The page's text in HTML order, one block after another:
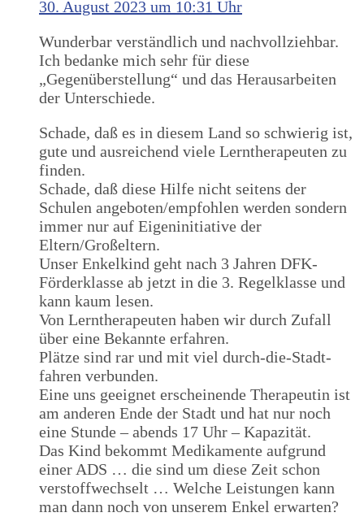
30. August 2023 um 10:31 Uhr
Wunderbar verständlich und nachvollziehbar.
Ich bedanke mich sehr für diese
„Gegenüberstellung“ und das Herausarbeiten
der Unterschiede.
Schade, daß es in diesem Land so schwierig ist,
gute und ausreichend viele Lerntherapeuten zu
finden.
Schade, daß diese Hilfe nicht seitens der
Schulen angeboten/empfohlen werden sondern
immer nur auf Eigeninitiative der
Eltern/Großeltern.
Unser Enkelkind geht nach 3 Jahren DFK-
Förderklasse ab jetzt in die 3. Regelklasse und
kann kaum lesen.
Von Lerntherapeuten haben wir durch Zufall
über eine Bekannte erfahren.
Plätze sind rar und mit viel durch-die-Stadt-
fahren verbunden.
Eine uns geeignet erscheinende Therapeutin ist
am anderen Ende der Stadt und hat nur noch
eine Stunde – abends 17 Uhr – Kapazität.
Das Kind bekommt Medikamente aufgrund
einer ADS … die sind um diese Zeit schon
verstoffwechselt … Welche Leistungen kann
man dann noch von unserem Enkel erwarten?